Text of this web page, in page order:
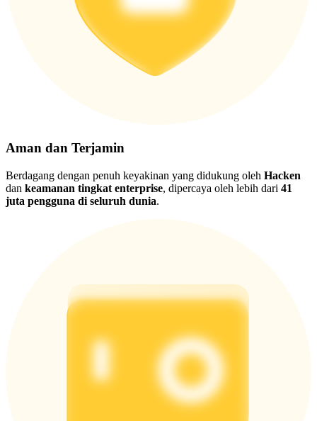
Aman dan Terjamin
Berdagang dengan penuh keyakinan yang didukung oleh Hacken
dan keamanan tingkat enterprise, dipercaya oleh lebih dari 41
juta pengguna di seluruh dunia.